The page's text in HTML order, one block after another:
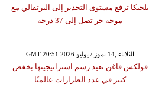
بلجيكا ترفع مستوى التحذير إلى البرتقالي مع
موجة حر تصل إلى 37 درجة
GMT 20:51 2026 الثلاثاء ,14 تموز / يوليو
فولكس فاغن تعيد رسم استراتيجيتها بخفض
كبير في عدد الطرازات عالميًا